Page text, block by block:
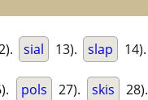
sial 13). slap 14).
pols 27). skis 28).